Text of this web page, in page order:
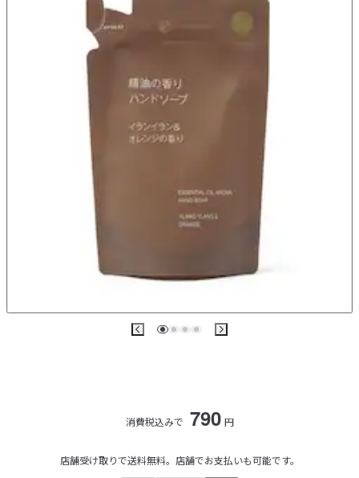
消費税込みで 790 円
店舗受け取りで送料無料。店舗でお支払いも可能です。